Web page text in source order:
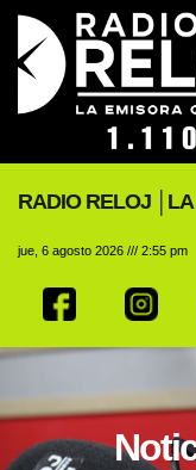
RADIO RELOJ
jue, 6 agosto 2026 /// 2:55 pm